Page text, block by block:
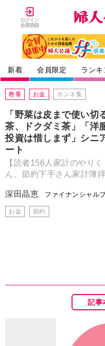
ログイン
会員登録
新着 会員限定 ランキ
教養 お金 ホンネ集
「野菜は皮まで使い
茶、ドクダミ茶」「洋
投資は惜しまず」シニ
ート
【読者156人家計のやり
ん、節約下手さん家計簿
深田晶恵 ファイナンシャル
お金 節約
記事